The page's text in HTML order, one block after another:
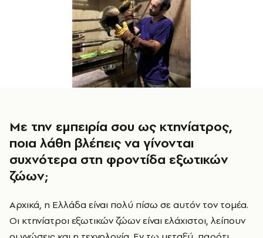
Με την εμπειρία σου ως κτηνίατρος,
ποια λάθη βλέπεις να γίνονται
συχνότερα στη φροντίδα εξωτικών
ζώων;
Αρχικά, η Ελλάδα είναι πολύ πίσω σε αυτόν τον τομέα.
Οι κτηνίατροι εξωτικών ζώων είναι ελάχιστοι, λείπουν